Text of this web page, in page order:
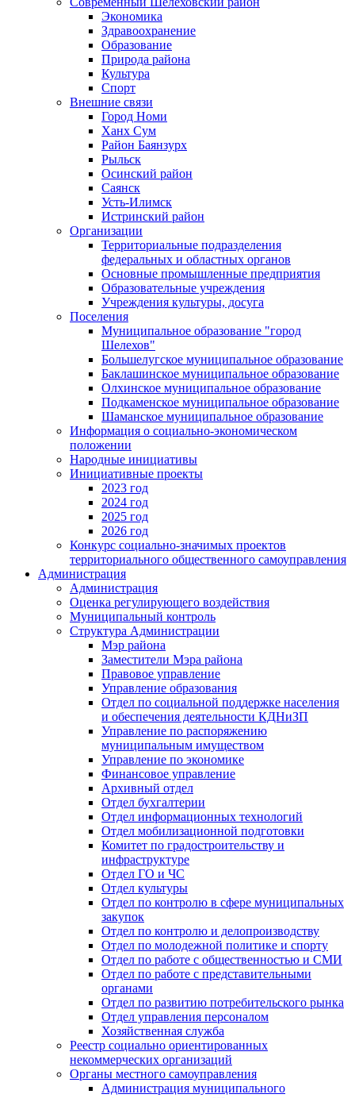
Экономика
Здравоохранение
Образование
Природа района
Культура
Спорт
Внешние связи
Город Номи
Ханх Сум
Район Баянзурх
Рыльск
Осинский район
Саянск
Усть-Илимск
Истринский район
Организации
Территориальные подразделения
федеральных и областных органов
Основные промышленные предприятия
Образовательные учреждения
Учреждения культуры, досуга
Поселения
Муниципальное образование "город
Шелехов"
Большелугское муниципальное образование
Баклашинское муниципальное образование
Олхинское муниципальное образование
Подкаменское муниципальное образование
Шаманское муниципальное образование
Информация о социально-экономическом
положении
Народные инициативы
Инициативные проекты
2023 год
2024 год
2025 год
2026 год
Конкурс социально-значимых проектов
территориального общественного самоуправления
Администрация
Администрация
Оценка регулирующего воздействия
Муниципальный контроль
Структура Администрации
Мэр района
Заместители Мэра района
Правовое управление
Управление образования
Отдел по социальной поддержке населения
и обеспечения деятельности КДНиЗП
Управление по распоряжению
муниципальным имуществом
Управление по экономике
Финансовое управление
Архивный отдел
Отдел бухгалтерии
Отдел информационных технологий
Отдел мобилизационной подготовки
Комитет по градостроительству и
инфраструктуре
Отдел ГО и ЧС
Отдел культуры
Отдел по контролю в сфере муниципальных
закупок
Отдел по контролю и делопроизводству
Отдел по молодежной политике и спорту
Отдел по работе с общественностью и СМИ
Отдел по работе с представительными
органами
Отдел по развитию потребительского рынка
Отдел управления персоналом
Хозяйственная служба
Реестр социально ориентированных
некоммерческих организаций
Органы местного самоуправления
Администрация муниципального